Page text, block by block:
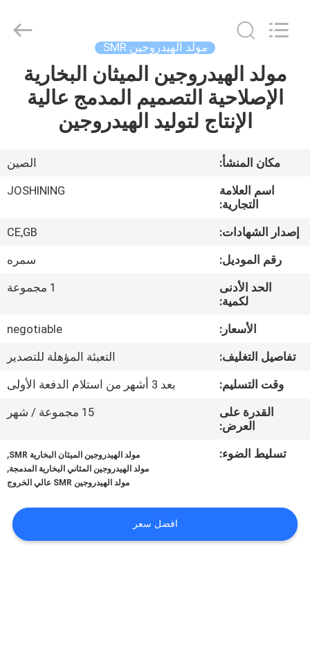
بيت
منتجات
معلومات
جولة
المصنع
مراقبة
الجودة
اتصل
اطلب
عرض
Technology
Co.,Ltd.
مولد الهيدروجين SMR
مولد الهيدروجين الميثان البخارية
الإصلاحية التصميم المدمج عالية
الإنتاج لتوليد الهيدروجين
مكان المنشأ:
الصين
اسم العلامة
التجارية:
JOSHINING
إصدار الشهادات:
CE,GB
رقم الموديل:
سمره
الحد الأدنى
لكمية:
1 مجموعة
الأسعار:
negotiable
تفاصيل التغليف:
التعبئة المؤهلة للتصدير
وقت التسليم:
بعد 3 أشهر من استلام الدفعة الأولى
القدرة على
العرض:
15 مجموعة / شهر
تسليط الضوء: مولد الهيدروجين الميثان البخارية SMR ,
مولد الهيدروجين المثاني البخارية المدمجة,
مولد الهيدروجين SMR عالي الخروج
افضل سعر